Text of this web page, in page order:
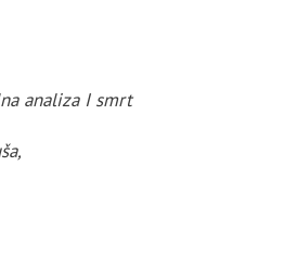
analiza I smrt